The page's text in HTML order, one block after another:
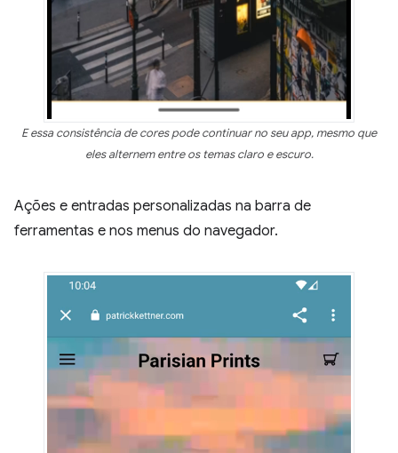
E essa consistência de cores pode continuar no seu app, mesmo que
eles alternem entre os temas claro e escuro.
Ações e entradas personalizadas na barra de
ferramentas e nos menus do navegador.